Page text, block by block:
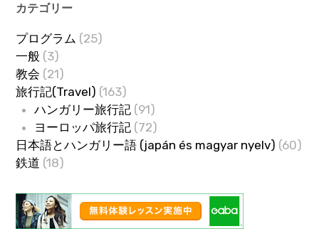
カテゴリー
プログラム (25)
一般 (3)
教会 (21)
旅行記(Travel) (163)
ハンガリー旅行記(91)
ヨーロッパ旅行記(72)
日本語とハンガリー語 (japán és magyar nyelv) (60)
鉄道 (18)